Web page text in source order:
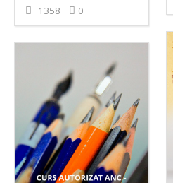
1358 0